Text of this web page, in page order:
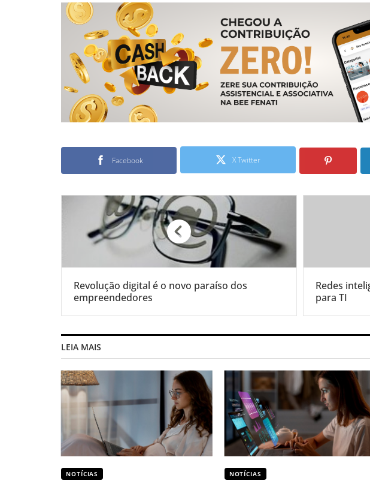
Facebook X Twitter
Revolução digital é o novo paraíso dos
empreendedores
Redes
para TI
LEIA MAIS
NOTÍCIAS NOTÍCIAS